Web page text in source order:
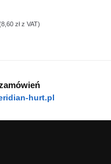
8,60złz VAT)
hurt.pl